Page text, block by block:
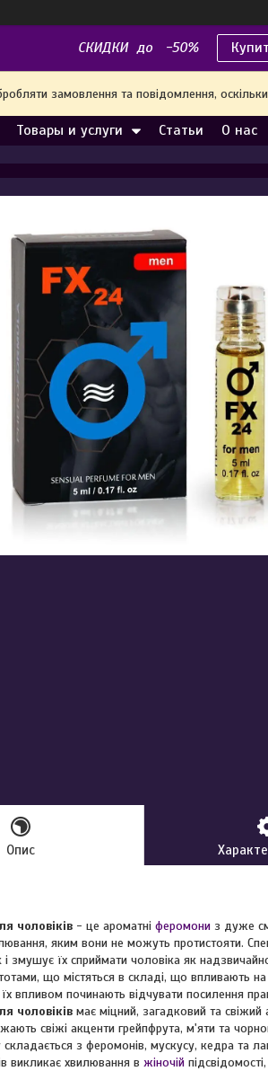
СКИДКИ до -50%
замовлення та повідомлення,
Товары и услуги Статьи О нас
Опис
чоловіків - це ароматні феромони з дуже
яким вони не можуть протистояти.
змушує їх сприймати чоловіка як
що містяться в складі, що впливають
їх впливом починають відчувати посилення
чоловіків має міцний, загадковий та
свіжі акценти грейпфрута, м'яти та
з феромонів, мускусу, кедра та
викликає хвилювання в жіночій